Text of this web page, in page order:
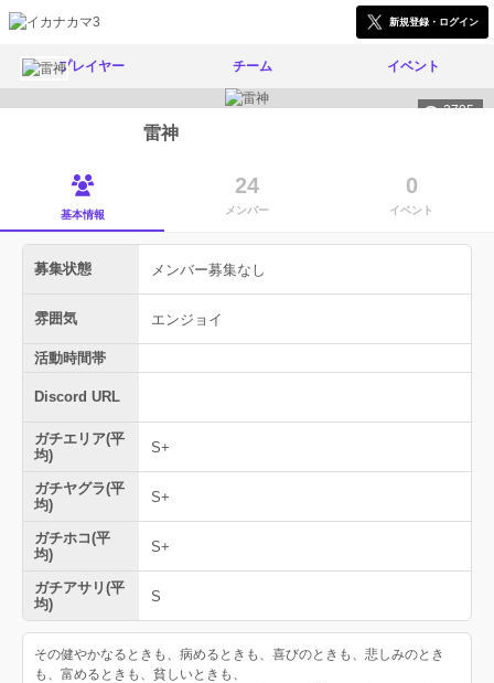
新規登録・ログイン
プレイヤー チーム イベント
2795
雷神
基本情報
24
メンバー
0
イベント
募集状態 メンバー募集なし
雰囲気 エンジョイ
活動時間帯
Discord URL
ガチエリア(平
均)
S+
ガチヤグラ(平
均)
S+
ガチホコ(平
均)
S+
ガチアサリ(平
均)
S
その健やかなるときも、病めるときも、喜びのときも、悲しみのとき
も、富めるときも、貧しいときも、